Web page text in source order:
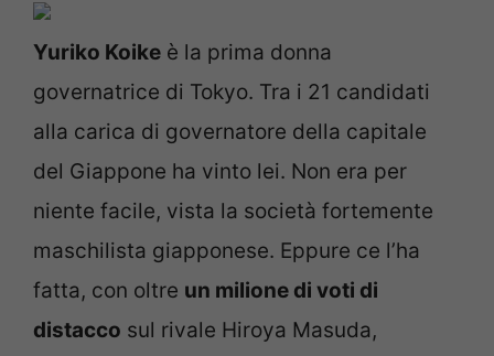
Yuriko Koike è la prima donna
governatrice di Tokyo. Tra i 21 candidati
alla carica di governatore della capitale
del Giappone ha vinto lei. Non era per
niente facile, vista la società fortemente
maschilista giapponese. Eppure ce l’ha
fatta, con oltre un milione di voti di
distacco sul rivale Hiroya Masuda,